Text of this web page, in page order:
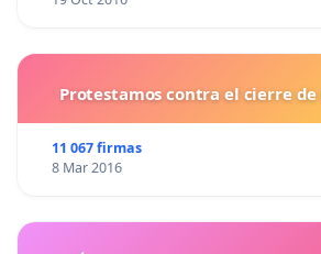
Protestamos contra el cierre de
11 067 firmas
8 Mar 2016